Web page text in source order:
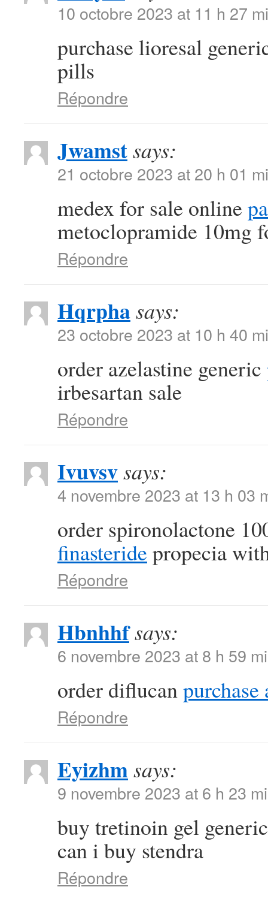
10 octobre 2023 at 11 h 27
purchase lioresal
pills
Répondre
Jwamstsays:
21 octobre 2023 at 20 h 01
medex for sale online
metoclopramide 10mg
Répondre
Hqrphasays:
23 octobre 2023 at 10 h 40
order azelastine generic
irbesartan sale
Répondre
Ivuvsvsays:
4 novembre 2023 at 13 h 03
order spironolactone
finasteride propecia
Répondre
Hbnhhfsays:
6 novembre 2023 at 8 h 59
order diflucan
Répondre
Eyizhmsays:
9 novembre 2023 at 6 h 23
buy tretinoin gel
can i buy stendra
Répondre